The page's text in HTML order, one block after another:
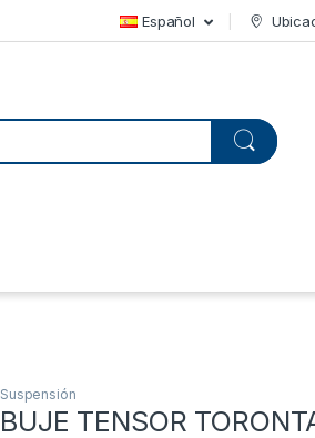
Español
Suspensión
BUJE TENSOR